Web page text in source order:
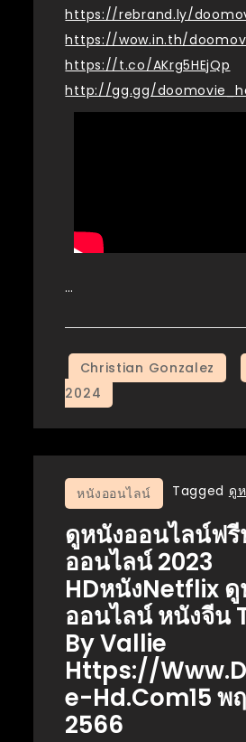
https://rebrand.ly/
https://wow.in.th/
https://t.co/AKrg5HEjQp
http://gg.gg/
…
หนังออนไลน์ Tagged ดู
ดูหนังออนไลน์ฟรี
ออนไลน์ 2023
HDหนังNetflix ดู
ออนไลน์ หนังจีน
By Vallie
Https://
E-Hd.com15 พ
2566